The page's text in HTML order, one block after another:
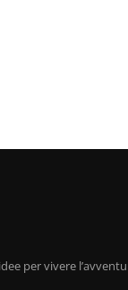
per vivere